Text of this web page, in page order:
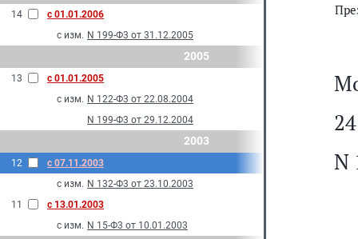
14
с 01.01.2006
с изм. N 199-Ф3 от 31.12.2005
2005
13
с 01.01.2005
с изм. N 122-Ф3 от 22.08.2004
N 199-Ф3 от 29.12.2004
2003
12
с 07.11.2003
с изм. N 132-Ф3 от 23.10.2003
11
с 13.01.2003
с изм. N 15-Ф3 от 10.01.2003
N